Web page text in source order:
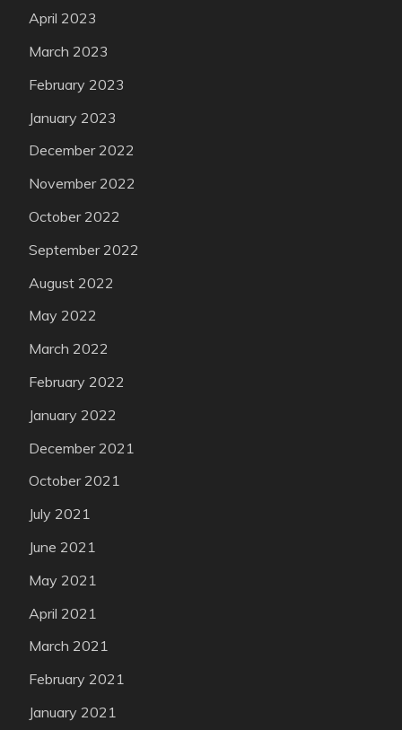
April 2023
March 2023
February 2023
January 2023
December 2022
November 2022
October 2022
September 2022
August 2022
May 2022
March 2022
February 2022
January 2022
December 2021
October 2021
July 2021
June 2021
May 2021
April 2021
March 2021
February 2021
January 2021